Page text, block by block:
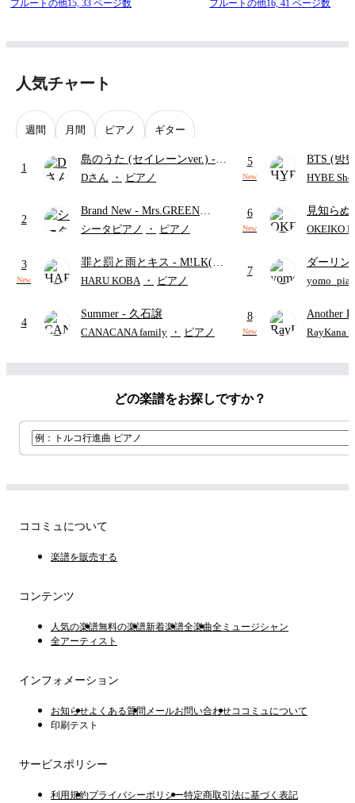
フルートの他15, 33 ページ数 フルートの他16,41 ページ数
人気チャート
週間 月間 ピアノ ギター
1
島のうた (セイレーンver.) -
セイレーン(CV.鈴木みのり)
ード・ペダル付き/『映画ちい
かわ 人魚の島のひみつ』よ
Dさん ・ ピアノ
2
Brand New - Mrs.GREEN
APPLE
シータピアノ ・ ピアノ
3
New
罪と罰と雨とキス - M!LK(佐
野勇斗&吉田仁人)
HARU KOBA ・ ピアノ
4
Summer - 久石譲
CANACANA family ・ ピアノ
5
New
BTS (방
HYBE
6
New
見知ら
ャツが乾
OKEIKO
7
ダーリン
APPLE (
8
New
Another
Hurwitz
RayKana
どの楽譜をお探しですか？
ココミュについて
楽譜を販売する
コンテンツ
人気の楽譜無料の楽譜新着楽譜全楽曲全ミュージシャン
全アーティスト
インフォメーション
お知らせよくある質問 メールお問い合わせココミュについて
印刷テスト
サービスポリシー
利用規約プライバシーポリシー特定商取引法に基づく表記